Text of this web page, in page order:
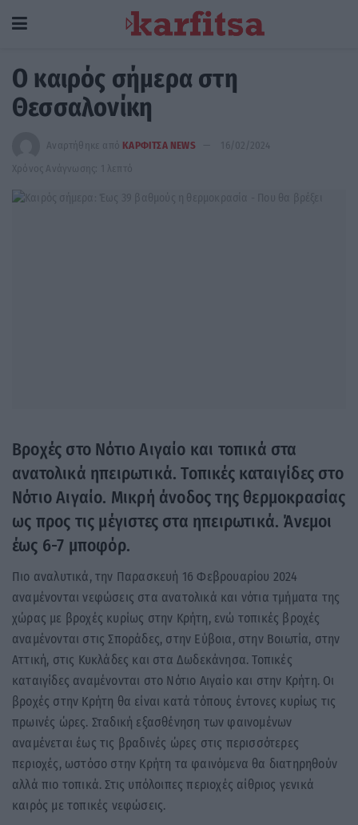
Ο καιρός σήμερα στη
Θεσσαλονίκη
Αναρτήθηκε από ΚΑΡΦΙΤΣΑ NEWS
16/02/2024
Χρόνος Ανάγνωσης: 1 λεπτό
Βροχές στο Νότιο Αιγαίο και τοπικά στα
ανατολικά ηπειρωτικά. Τοπικές καταιγίδες στο
Νότιο Αιγαίο. Μικρή άνοδος της θερμοκρασίας
ως προς τις μέγιστες στα ηπειρωτικά. Άνεμοι
έως 6-7 μποφόρ.
Πιο αναλυτικά, την Παρασκευή 16 Φεβρουαρίου 2024
αναμένονται νεφώσεις στα ανατολικά και νότια τμήματα της
χώρας με βροχές κυρίως στην Κρήτη, ενώ τοπικές βροχές
αναμένονται στις Σποράδες, στην Εύβοια, στην Βοιωτία, στην
Αττική, στις Κυκλάδες και στα Δωδεκάνησα. Τοπικές
καταιγίδες αναμένονται στο Νότιο Αιγαίο και στην Κρήτη. Οι
βροχές στην Κρήτη θα είναι κατά τόπους έντονες κυρίως τις
πρωινές ώρες. Σταδική εξασθένηση των φαινομένων
αναμένεται έως τις βραδινές ώρες στις περισσότερες
περιοχές, ωστόσο στην Κρήτη τα φαινόμενα θα διατηρηθούν
αλλά πιο τοπικά. Στις υπόλοιπες περιοχές αίθριος γενικά
καιρός με τοπικές νεφώσεις.